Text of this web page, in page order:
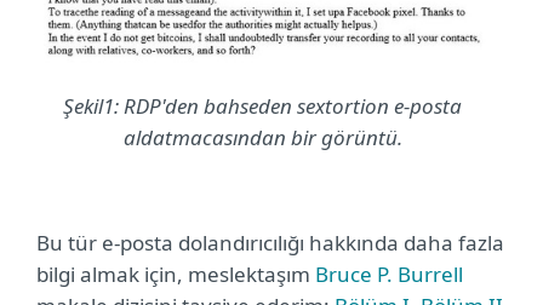
Şekil1: RDP'den bahseden sextortion e-posta
aldatmacasından bir görüntü.
Bu tür e-posta dolandırıcılığı hakkında daha fazla
bilgi almak için, meslektaşım Bruce P. Burrell